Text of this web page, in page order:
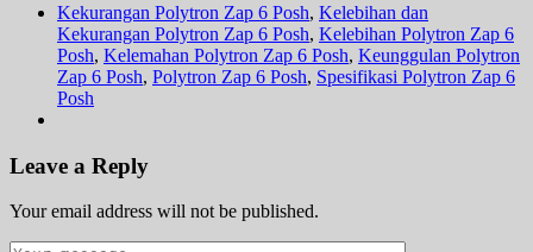
Kekurangan Polytron Zap 6 Posh, Kelebihan dan
Kekurangan Polytron Zap 6 Posh, Kelebihan Polytron Zap 6
Posh, Kelemahan Polytron Zap 6 Posh, Keunggulan Polytron
Zap 6 Posh, Polytron Zap 6 Posh, Spesifikasi Polytron Zap 6
Posh
Leave a Reply
Your email address will not be published.